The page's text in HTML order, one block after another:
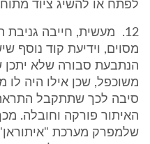
לפתח או להשיג ציוד
12. מעשית, חייבה
מסוים, וידיעת קוד נוסף
הנתבעת סבורה שלא
משוכפל, שכן אילו היה
סיבה לכך שתתקבל
האיתור פורקה וחובלה.
שלמפרק מערכת